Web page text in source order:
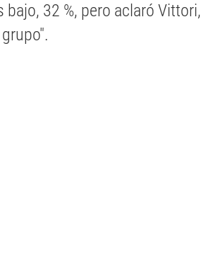
bajo, 32 %, pero aclaró